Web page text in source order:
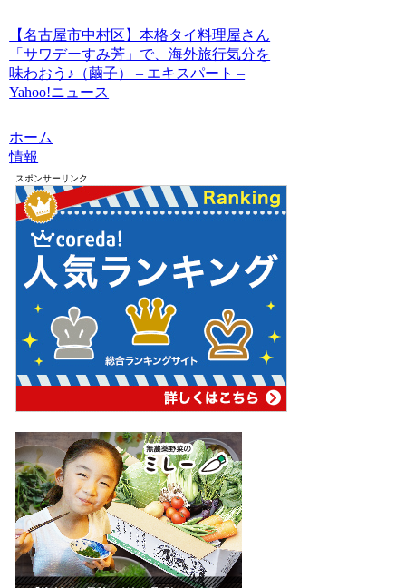
【名古屋市中村区】本格タイ料理屋さん
「サワデーすみ芳」で、海外旅行気分を
味わおう♪（繭子） – エキスパート –
Yahoo!ニュース
ホーム
情報
スポンサーリンク